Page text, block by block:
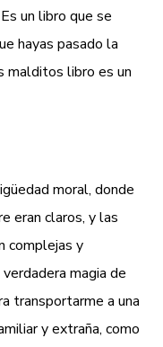
un libro que se
hayas pasado la
malditos libro es un
moral, donde
eran claros, y las
complejas y
magia de
transportarme a una
y extraña, como